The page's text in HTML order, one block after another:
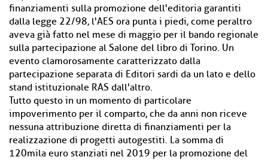
finanziamenti sulla promozione dell'editoria garantiti
dalla legge 22/98, l'AES ora punta i piedi, come peraltro
aveva già fatto nel mese di maggio per il bando regionale
sulla partecipazione al Salone del libro di Torino. Un
evento clamorosamente caratterizzato dalla
partecipazione separata di Editori sardi da un lato e dello
stand istituzionale RAS dall'altro.
Tutto questo in un momento di particolare
impoverimento per il comparto, che da anni non riceve
nessuna attribuzione diretta di finanziamenti per la
realizzazione di progetti autogestiti. La somma di
120mila euro stanziati nel 2019 per la promozione del